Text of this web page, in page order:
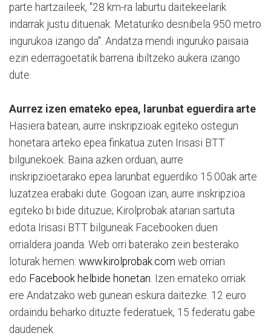
parte hartzaileek, "28 km-ra laburtu daitekeelarik
indarrak justu dituenak. Metaturiko desnibela 950 metro
ingurukoa izango da". Andatza mendi inguruko paisaia
ezin ederragoetatik barrena ibiltzeko aukera izango
dute.
Aurrez izen emateko epea, larunbat eguerdira arte
Hasiera batean, aurre inskripzioak egiteko ostegun
honetara arteko epea finkatua zuten Irisasi BTT
bilgunekoek. Baina azken orduan, aurre
inskripzioetarako epea larunbat eguerdiko 15:00ak arte
luzatzea erabaki dute. Gogoan izan, aurre inskripzioa
egiteko bi bide dituzue; Kirolprobak atarian sartuta
edota Irisasi BTT bilguneak Facebooken duen
orrialdera joanda. Web orri baterako zein besterako
loturak hemen: www.kirolprobak.com web orrian
edo Facebook helbide honetan . Izen emateko orriak
ere Andatzako web gunean eskura daitezke. 12 euro
ordaindu beharko dituzte federatuek, 15 federatu gabe
daudenek.